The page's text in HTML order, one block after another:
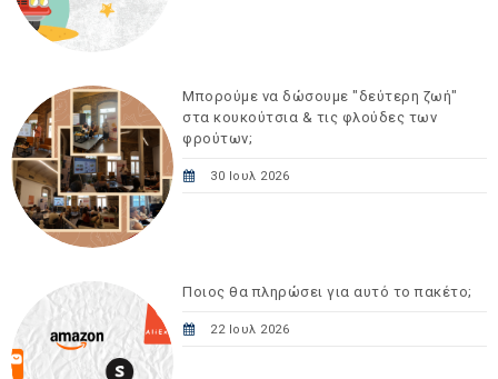
Μπορούμε να δώσουμε "δεύτερη ζωή"
στα κουκούτσια & τις φλούδες των
φρούτων;
30 Ιουλ 2026
Ποιος θα πληρώσει για αυτό το πακέτο;
22 Ιουλ 2026